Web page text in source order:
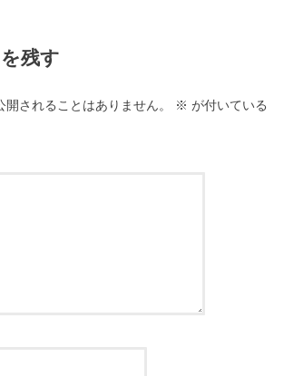
残す
開されることはありません。 ※ が付いている